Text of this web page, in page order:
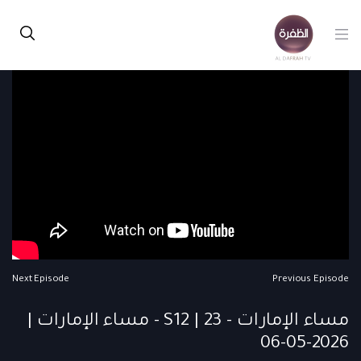
Previous Episode
Next Episode
مساء الإمارات - S12 | 23 - مساء الإمارات |
2026-05-06